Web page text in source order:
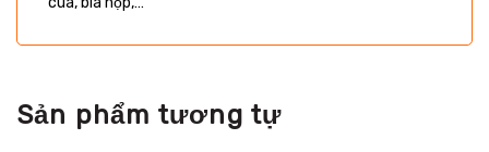
Sản phẩm tương tự